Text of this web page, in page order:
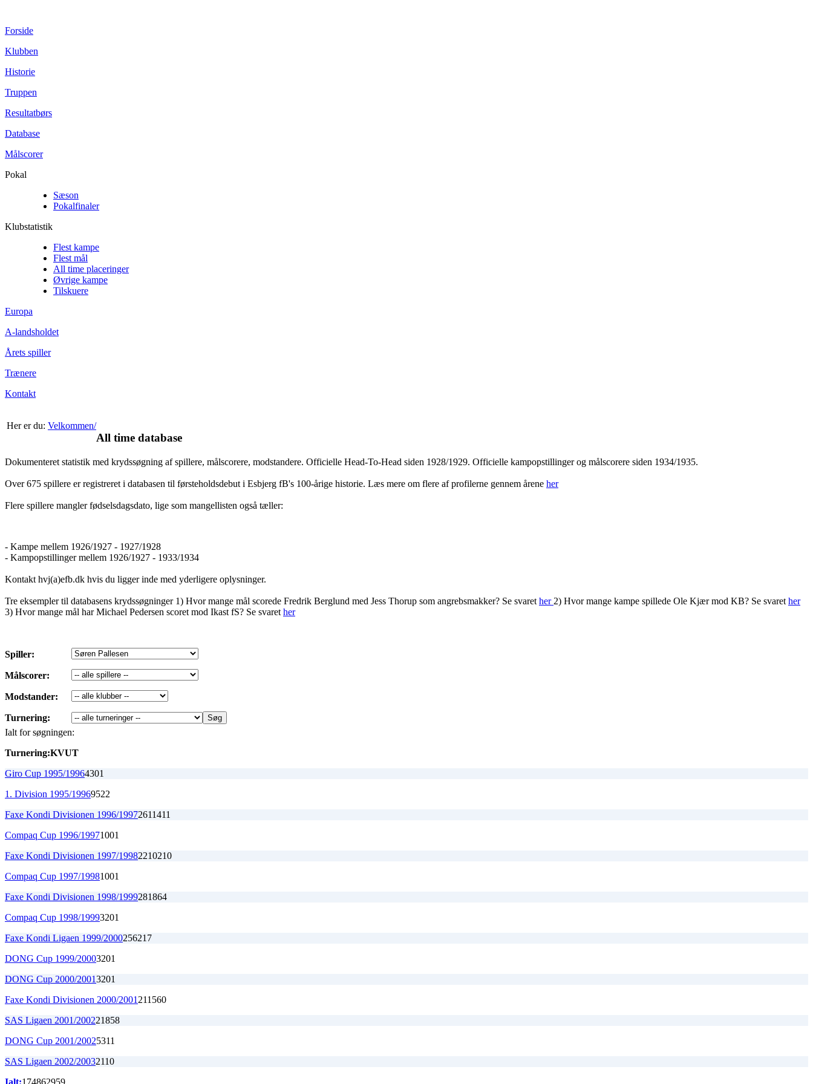
Forside
Klubben
Historie
Truppen
Resultatbørs
Database
Målscorer
Pokal
Sæson
Pokalfinaler
Klubstatistik
Flest kampe
Flest mål
All time placeringer
Øvrige kampe
Tilskuere
Europa
A-landsholdet
Årets spiller
Trænere
Kontakt
Her er du: Velkommen/
All time database
Dokumenteret statistik med krydssøgning af spillere, målscorere, modstandere. Officielle Head-To-Head siden 1928/1929. Officielle kampopstillinger og målscorere siden 1934/1935.
Over 675 spillere er registreret i databasen til førsteholdsdebut i Esbjerg fB's 100-årige historie. Læs mere om flere af profilerne gennem årene her
Flere spillere mangler fødselsdagsdato, lige som mangellisten også tæller:
- Kampe mellem 1926/1927 - 1927/1928
- Kampopstillinger mellem 1926/1927 - 1933/1934
Kontakt hvj(a)efb.dk hvis du ligger inde med yderligere oplysninger.
Tre eksempler til databasens krydssøgninger 1) Hvor mange mål scorede Fredrik Berglund med Jess Thorup som angrebsmakker? Se svaret her 2) Hvor mange kampe spillede Ole Kjær mod KB? Se svaret her
3) Hvor mange mål har Michael Pedersen scoret mod Ikast fS? Se svaret her
Spiller:
Målscorer:
Modstander:
Turnering:
Ialt for søgningen:
Turnering:KVUT
Giro Cup 1995/19964301
1. Division 1995/19969522
Faxe Kondi Divisionen 1996/19972611411
Compaq Cup 1996/19971001
Faxe Kondi Divisionen 1997/19982210210
Compaq Cup 1997/19981001
Faxe Kondi Divisionen 1998/1999281864
Compaq Cup 1998/19993201
Faxe Kondi Ligaen 1999/2000256217
DONG Cup 1999/20003201
DONG Cup 2000/20013201
Faxe Kondi Divisionen 2000/2001 211560
SAS Ligaen 2001/200221858
DONG Cup 2001/20025311
SAS Ligaen 2002/20032110
Ialt:174862959